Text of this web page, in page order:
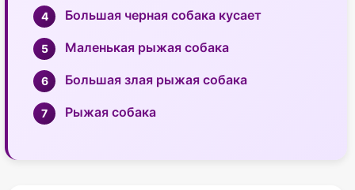
Большая черная собака кусает
Маленькая рыжая собака
Большая злая рыжая собака
Рыжая собака